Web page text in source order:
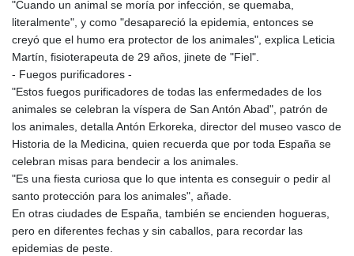
IQD
1510.805008
IRR
1585899.080318
JEP 0.856878
JMD 182.808298
JOD 0.817933
JPY 182.556612
KES 149.22293
KGS 100.877923
KHR
4679.608344
KMF 492.565076
"Cuando un animal se moría por infección, se quemaba,
literalmente", y como "desapareció la epidemia, entonces se
creyó que el humo era protector de los animales", explica Leticia
Martín, fisioterapeuta de 29 años, jinete de "Fiel".
- Fuegos purificadores -
"Estos fuegos purificadores de todas las enfermedades de los
animales se celebran la víspera de San Antón Abad", patrón de
los animales, detalla Antón Erkoreka, director del museo vasco de
Historia de la Medicina, quien recuerda que por toda España se
celebran misas para bendecir a los animales.
"Es una fiesta curiosa que lo que intenta es conseguir o pedir al
santo protección para los animales", añade.
En otras ciudades de España, también se encienden hogueras,
pero en diferentes fechas y sin caballos, para recordar las
epidemias de peste.